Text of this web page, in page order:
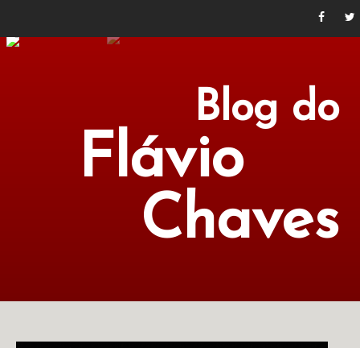
Blog do
Flávio
Chaves